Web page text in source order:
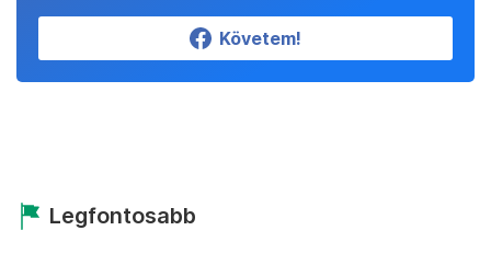
Követem!
Legfontosabb